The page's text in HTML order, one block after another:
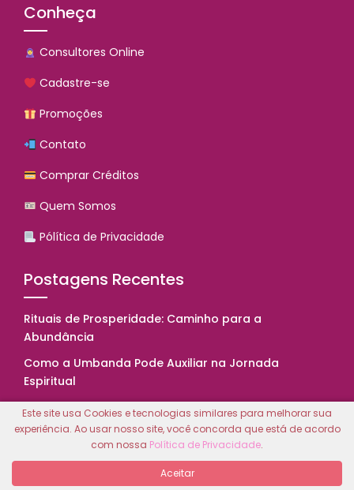
Conheça
Consultores Online
Cadastre-se
Promoções
Contato
Comprar Créditos
Quem Somos
Pólítica de Privacidade
Postagens Recentes
Rituais de Prosperidade: Caminho para a
Abundância
Como a Umbanda Pode Auxiliar na Jornada
Espiritual
Introdução à Wicca: Magia e Espiritualidade
Previsão do Tarot para 2025: O Que Esperar do
O Poder dos Cristais: Energias para o Bem-Estar
Este site usa Cookies e tecnologias similares para melhorar sua
experiência. Ao usar nosso site, você concorda que está de acordo
com nossa Política de Privacidade.
Aceitar